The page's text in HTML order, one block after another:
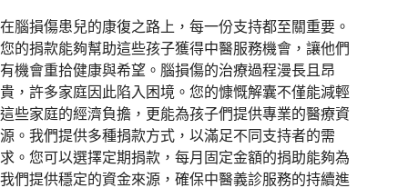
在腦損傷患兒的康復之路上，每一份支持都至關重要。
您的捐款能夠幫助這些孩子獲得中醫服務機會，讓他們
有機會重拾健康與希望。腦損傷的治療過程漫長且昂
貴，許多家庭因此陷入困境。您的慷慨解囊不僅能減輕
這些家庭的經濟負擔，更能為孩子們提供專業的醫療資
源。我們提供多種捐款方式，以滿足不同支持者的需
求。您可以選擇定期捐款，每月固定金額的捐助能夠為
我們提供穩定的資金來源，確保中醫義診服務的持續進